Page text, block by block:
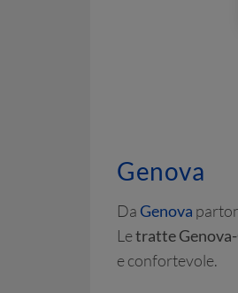
Genova
Da Genova
Letratte
e confortevole.